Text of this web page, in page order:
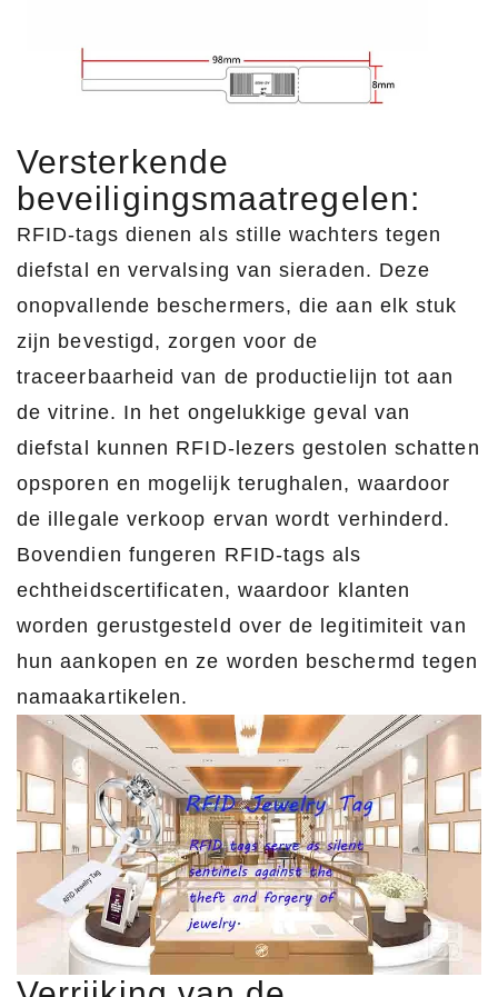
Versterkende
beveiligingsmaatregelen:
RFID-tags dienen als stille wachters tegen
diefstal en vervalsing van sieraden. Deze
onopvallende beschermers, die aan elk stuk
zijn bevestigd, zorgen voor de
traceerbaarheid van de productielijn tot aan
de vitrine. In het ongelukkige geval van
diefstal kunnen RFID-lezers gestolen schatten
opsporen en mogelijk terughalen, waardoor
de illegale verkoop ervan wordt verhinderd.
Bovendien fungeren RFID-tags als
echtheidscertificaten, waardoor klanten
worden gerustgesteld over de legitimiteit van
hun aankopen en ze worden beschermd tegen
namaakartikelen.